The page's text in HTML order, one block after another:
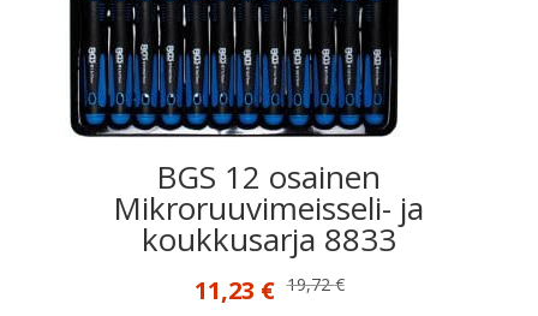
BGS 12 osainen
Mikroruuvimeisseli- ja
koukkusarja 8833
19,72€
Alkuperäinen
11,23 €Nykyinen